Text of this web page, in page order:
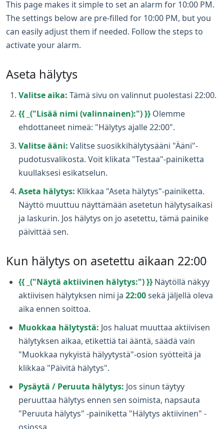
This page makes it simple to set an alarm for 10:00 PM.
The settings below are pre-filled for 10:00 PM, but you
can easily adjust them if needed. Follow the steps to
activate your alarm.
Aseta hälytys
Valitse aika: Tämä sivu on valinnut puolestasi 22:00.
{{ _("Lisää nimi (valinnainen):") }} Olemme
ehdottaneet nimeä: "Hälytys ajalle 22:00".
Valitse ääni: Valitse suosikkihälytysääni "Ääni"-
pudotusvalikosta. Voit klikata "Testaa"-painiketta
kuullaksesi esikatselun.
Aseta hälytys: Klikkaa "Aseta hälytys"-painiketta.
Näyttö muuttuu näyttämään asetetun hälytysaikasi
ja laskurin. Jos hälytys on jo asetettu, tämä painike
päivittää sen.
Kun hälytys on asetettu aikaan 22:00
{{ _("Näytä aktiivinen hälytys:") }} Näytöllä näkyy
aktiivisen hälytyksen nimi ja 22:00sekä jäljellä oleva
aika ennen soittoa.
Muokkaa hälytystä: Jos haluat muuttaa aktiivisen
hälytyksen aikaa, etikettiä tai ääntä, säädä vain
"Muokkaa nykyistä hälyytystä"-osion syötteitä ja
klikkaa "Päivitä hälytys".
Pysäytä / Peruuta hälytys: Jos sinun täytyy
peruuttaa hälytys ennen sen soimista, napsauta
"Peruuta hälytys" -painiketta "Hälytys aktiivinen" -